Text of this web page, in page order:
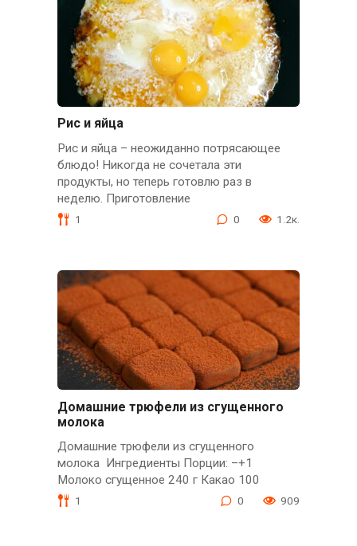
Рис и яйца
Рис и яйца – неожиданно потрясающее
блюдо! Никогда не сочетала эти
продукты, но теперь готовлю раз в
неделю. Приготовление
1 0 1.2к.
Домашние трюфели из сгущенного
молока
Домашние трюфели из сгущенного
молока Ингредиенты Порции: –+1
Молоко сгущенное 240 г Какао 100
1 0 909